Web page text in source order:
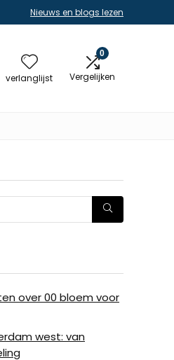
Nieuws en blogs lezen
verlanglijst
0
Vergelijken
over 00 bloem voor
west: van